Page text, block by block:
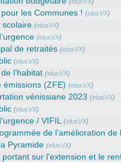
les Communes ! (elusVX)
scolaire (elusVX)
(elusVX)
de retraités (elusVX)
(elusVX)
l’habitat (elusVX)
émissions (ZFE) (elusVX)
vénissiane 2023 (elusVX)
(elusVX)
/ VIFIL (elusVX)
de l’amélioration de
Pyramide (elusVX)
sur l’extension et le